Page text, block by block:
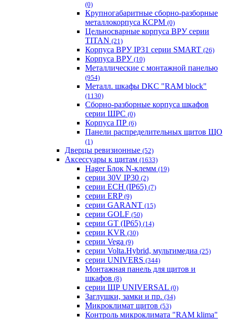
(0)
Крупногабаритные сборно-разборные
металлокорпуса КСРМ (0)
Цельносварные корпуса ВРУ серии
TITAN (21)
Корпуса ВРУ IP31 серии SMART (26)
Корпуса ВРУ (10)
Металлические с монтажной панелью
(954)
Металл. шкафы DKC "RAM block"
(1130)
Сборно-разборные корпуса шкафов
серии ШРС (0)
Корпуса ПР (6)
Панели распределительных щитов ЩО
(1)
Дверцы ревизионные (52)
Аксессуары к щитам (1633)
Hager Блок N-клемм (19)
серии 30V IP30 (2)
серии ECH (IP65) (7)
серии ERP (9)
серии GARANT (15)
серии GOLF (50)
серии GT (IP65) (14)
серии KVR (30)
серии Vega (9)
серии Volta.Hybrid, мультимедиа (25)
серии UNIVERS (344)
Монтажная панель для щитов и
шкафов (8)
серии ЩР UNIVERSAL (0)
Заглушки, замки и пр. (34)
Микроклимат щитов (53)
Контроль микроклимата "RAM klima"